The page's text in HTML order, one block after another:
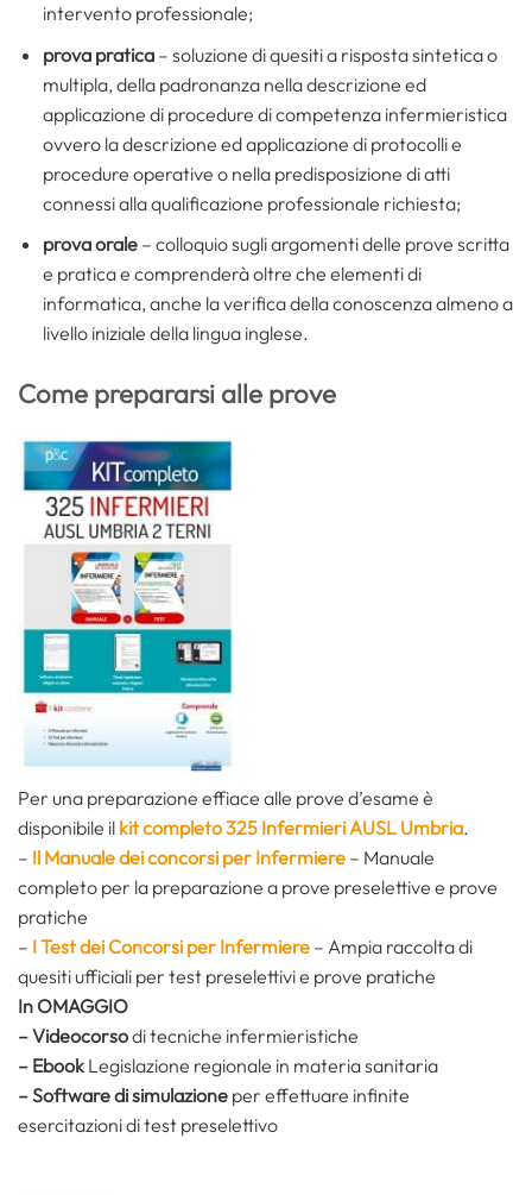
intervento professionale;
prova pratica– soluzione di quesiti a risposta sintetica o
multipla, della padronanza nella descrizione ed
applicazione di procedure di competenza infermieristica
ovvero la descrizione ed applicazione di protocolli e
procedure operative o nella predisposizione di atti
connessi alla qualificazione professionale richiesta;
prova orale– colloquio sugli argomenti delle prove scritta
e pratica e comprenderà oltre che elementi di
informatica, anche la verifica della conoscenza almeno a
livello iniziale della lingua inglese.
Come prepararsi alle prove
Per una preparazione effiace alle prove d’esame è
disponibile il kit completo 325 Infermieri AUSL Umbria.
– Il Manuale dei concorsi per Infermiere – Manuale
completo per la preparazione a prove preselettive e prove
pratiche
– I Test dei Concorsi per Infermiere – Ampia raccolta di
quesiti ufficiali per test preselettivi e prove pratiche
In OMAGGIO
– Videocorsodi tecniche infermieristiche
– EbookLegislazione regionale in materia sanitaria
– Software di simulazione per effettuare infinite
esercitazioni di test preselettivo